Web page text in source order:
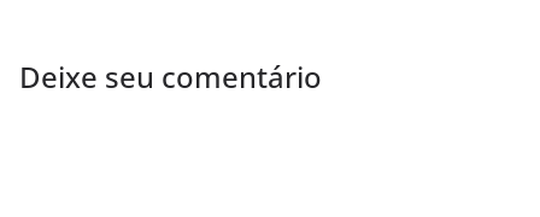
Deixe seu comentário